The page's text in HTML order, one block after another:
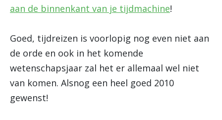
aan de binnenkant van je tijdmachine!
Goed, tijdreizen is voorlopig nog even niet aan
de orde en ook in het komende
wetenschapsjaar zal het er allemaal wel niet
van komen. Alsnog een heel goed 2010
gewenst!